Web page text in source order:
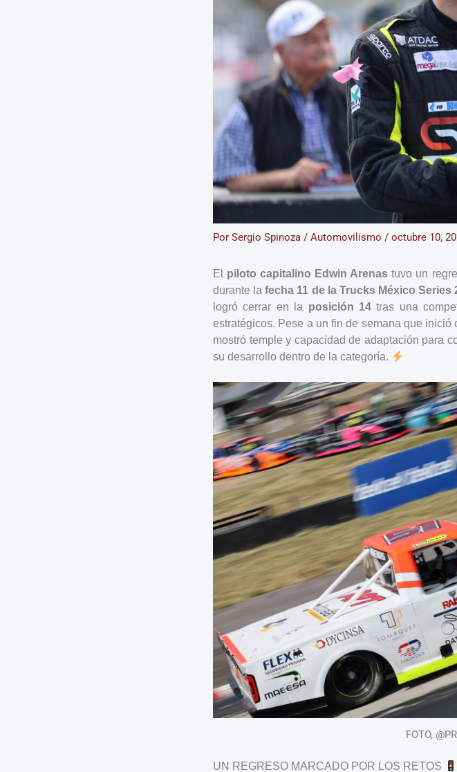
Por Sergio Spinoza / Automovilismo / octubre 10,
El piloto capitalino Edwin Arenas tuvo un
durante lafecha 11 de la Trucks México Series
logró cerrar en la posición 14 tras una
estratégicos. Pese a un fin de semana que inició
mostró temple y capacidad de adaptación para
su desarrollo dentro de la categoría.
FOTO,
UN REGRESO MARCADO POR LOS RETOS